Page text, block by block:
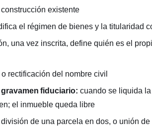
existente
el régimen de bienes y la titularidad
una vez inscrita, define quién es el
rectificación del nombre civil
fiduciario: cuando se liquida
el inmueble queda libre
división de una parcela en dos, o unión